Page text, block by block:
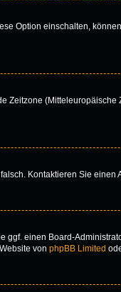
Option einschalten,
Zeitzone
Kontaktieren Sie einen
einen Board-
von phpBB Limited